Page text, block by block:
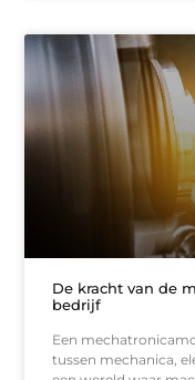
De kracht van de
bedrijf
Een
tussen mechanica,